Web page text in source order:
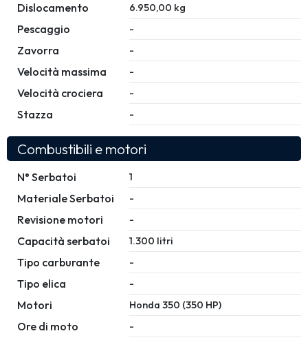
Dislocamento 6.950,00 kg
Pescaggio -
Zavorra -
Velocità massima -
Velocità crociera -
Stazza -
Combustibili e motori
N° Serbatoi 1
Materiale Serbatoi -
Revisione motori -
Capacità serbatoi 1.300 litri
Tipo carburante -
Tipo elica -
Motori Honda 350 (350 HP)
Ore di moto -